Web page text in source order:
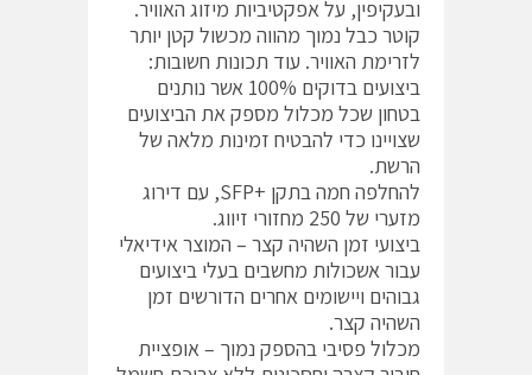
ובעקיפין, על אפקטיביות מיזוג האוויר.
קוטר כבל נמוך מהווה מכשול קטן יותר
לזרימת האוויר. עוד תכונות חשובות:
ביצועים בדוקים 100% אשר נותנים
בטחון שכל מכלול מספק את הביצועים
שצויינו כדי להבטיח זמינות מלאה של
הרשת.
להחלפה חמה בתקן +SFP, עם דירוג
מזערי של 250 מחזורי זיווג.
ביצועי זמן השהיה קצר – המוצר אידיאלי
עבור אשכולות מחשבים בעלי ביצועים
גבוהים ויישומים אחרים הדורשים זמן
השהיה קצר.
מכלול פסיבי בהספק נמוך – אופציית